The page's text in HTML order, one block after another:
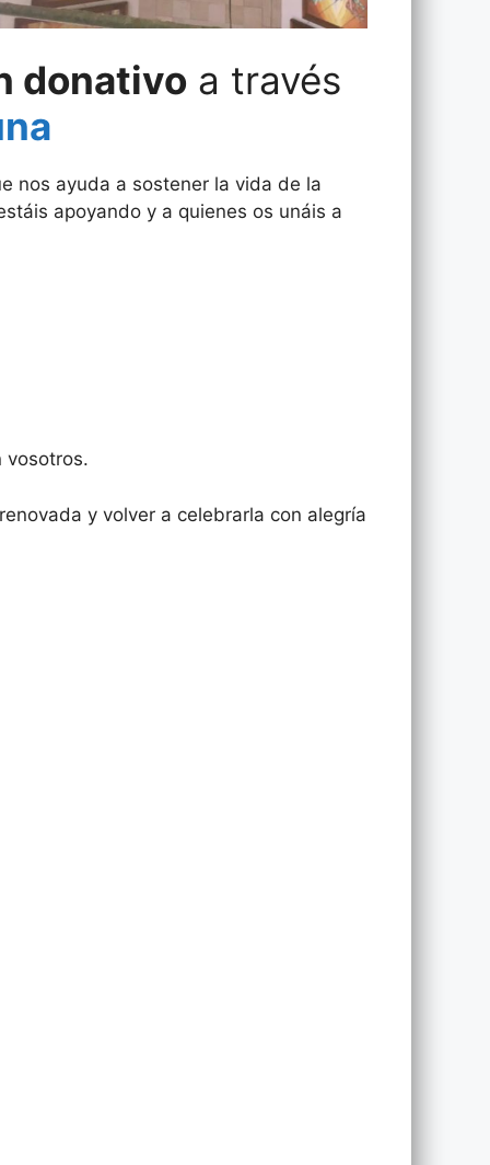
donativo a través
nos ayuda a sostener la vida de la
apoyando y a quienes os unáis a
vosotros.
y volver a celebrarla con alegría